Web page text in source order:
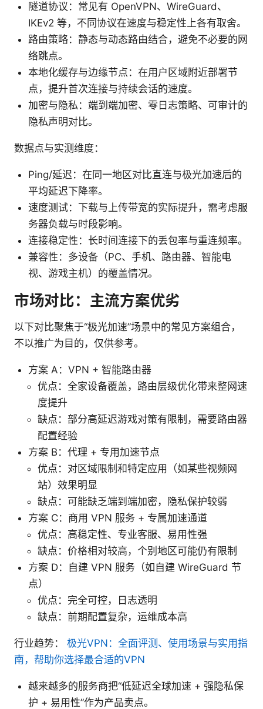
隧道协议：常见有 OpenVPN、WireGuard、
IKEv2 等，不同协议在速度与稳定性上各有取舍。
路由策略：静态与动态路由结合，避免不必要的网
络跳点。
本地化缓存与边缘节点：在用户区域附近部署节
点，提升首次连接与持续会话的速度。
加密与隐私：端到端加密、零日志策略、可审计的
隐私声明对比。
数据点与实测维度：
Ping/延迟：在同一地区对比直连与极光加速后的
平均延迟下降率。
速度测试：下载与上传带宽的实际提升，需考虑服
务器负载与时段影响。
连接稳定性：长时间连接下的丢包率与重连频率。
兼容性：多设备（PC、手机、路由器、智能电
视、游戏主机）的覆盖情况。
市场对比：主流方案优劣
以下对比聚焦于“极光加速”场景中的常见方案组合，
不以推广为目的，仅供参考。
方案 A：VPN + 智能路由器
优点：全家设备覆盖，路由层级优化带来整网速
度提升
缺点：部分高延迟游戏对策有限制，需要路由器
配置经验
方案 B：代理 + 专用加速节点
优点：对区域限制和特定应用（如某些视频网
站）效果明显
缺点：可能缺乏端到端加密，隐私保护较弱
方案 C：商用 VPN 服务 + 专属加速通道
优点：高稳定性、专业客服、易用性强
缺点：价格相对较高，个别地区可能仍有限制
方案 D：自建 VPN 服务（如自建 WireGuard 节
点）
优点：完全可控，日志透明
缺点：前期配置复杂，运维成本高
行业趋势： 极光VPN：全面评测、使用场景与实用指
南，帮助你选择最合适的VPN
越来越多的服务商把“低延迟全球加速 + 强隐私保
护 + 易用性”作为产品卖点。